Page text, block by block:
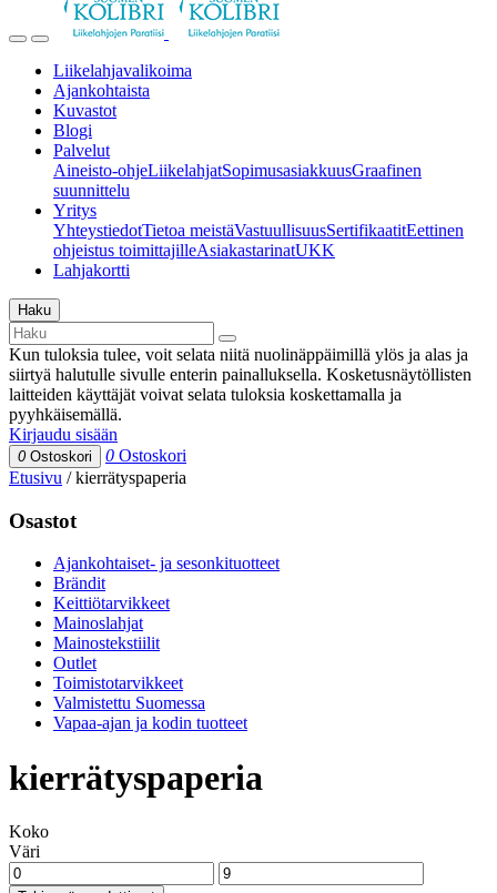
Liikelahjavalikoima
Ajankohtaista
Kuvastot
Blogi
Palvelut
Aineisto-ohjeLiikelahjatSopimusasiakkuusGraafinen
suunnittelu
Yritys
YhteystiedotTietoa meistäVastuullisuusSertifikaatitEettinen
ohjeistus toimittajilleAsiakastarinatUKK
Lahjakortti
Haku
Kun tuloksia tulee, voit selata niitä nuolinäppäimillä ylös ja alas ja
siirtyä halutulle sivulle enterin painalluksella. Kosketusnäytöllisten
laitteiden käyttäjät voivat selata tuloksia koskettamalla ja
pyyhkäisemällä.
Kirjaudu sisään
0 Ostoskori 0 Ostoskori
Etusivu /kierrätyspaperia
Osastot
Ajankohtaiset- ja sesonkituotteet
Brändit
Keittiötarvikkeet
Mainoslahjat
Mainostekstiilit
Outlet
Toimistotarvikkeet
Valmistettu Suomessa
Vapaa-ajan ja kodin tuotteet
kierrätyspaperia
Koko
Väri